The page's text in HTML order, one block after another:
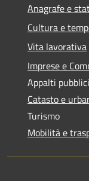
Anagrafe e
Cultura e
Vita lavorativa
Imprese e
Appalti pubblici
Catasto e
Turismo
Mobilità e